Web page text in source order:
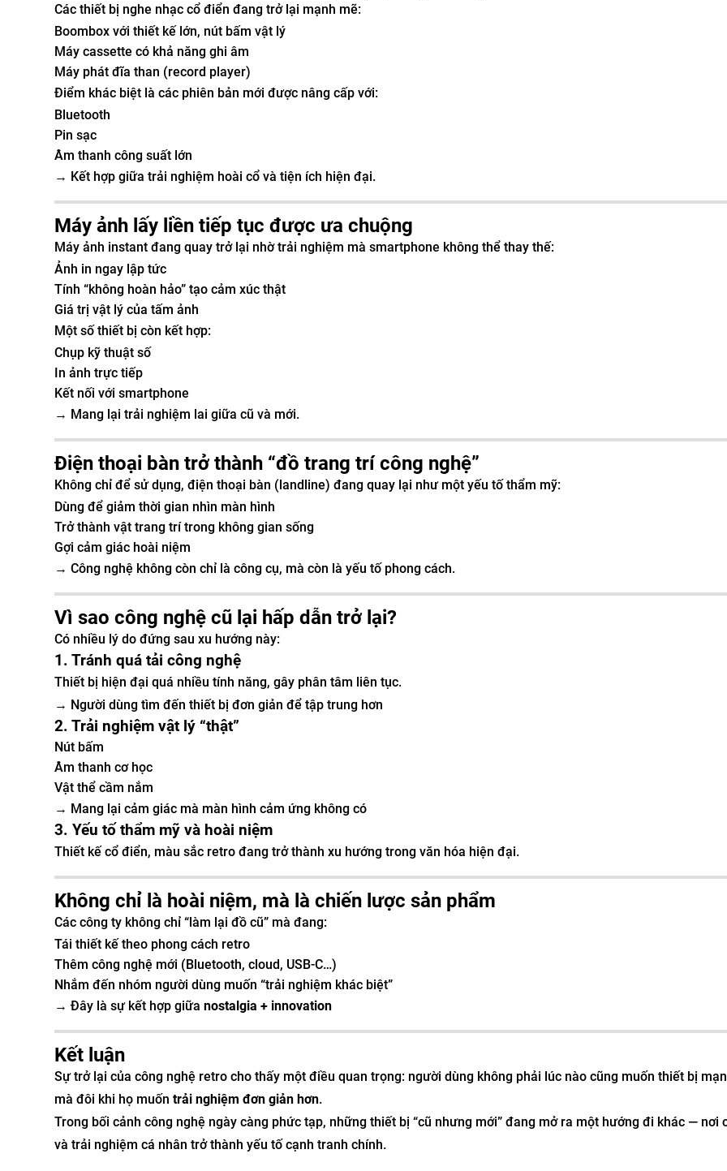
Các thiết bị nghe nhạc cổ điển đang trở lại mạnh mẽ:
Boombox với thiết kế lớn, nút bấm vật lý
Máy cassette có khả năng ghi âm
Máy phát đĩa than (record player)
Điểm khác biệt là các phiên bản mới được nâng cấp với:
Bluetooth
Pin sạc
Âm thanh công suất lớn
→ Kết hợp giữa trải nghiệm hoài cổ và tiện ích hiện đại.
Máy ảnh lấy liền tiếp tục được ưa chuộng
Máy ảnh instant đang quay trở lại nhờ trải nghiệm mà smartphone không thể thay thế:
Ảnh in ngay lập tức
Tính “không hoàn hảo” tạo cảm xúc thật
Giá trị vật lý của tấm ảnh
Một số thiết bị còn kết hợp:
Chụp kỹ thuật số
In ảnh trực tiếp
Kết nối với smartphone
→ Mang lại trải nghiệm lai giữa cũ và mới.
Điện thoại bàn trở thành “đồ trang trí công nghệ”
Không chỉ để sử dụng, điện thoại bàn (landline) đang quay lại như một yếu tố thẩm mỹ:
Dùng để giảm thời gian nhìn màn hình
Trở thành vật trang trí trong không gian sống
Gợi cảm giác hoài niệm
→ Công nghệ không còn chỉ là công cụ, mà còn là yếu tố phong cách.
Vì sao công nghệ cũ lại hấp dẫn trở lại?
Có nhiều lý do đứng sau xu hướng này:
1. Tránh quá tải công nghệ
Thiết bị hiện đại quá nhiều tính năng, gây phân tâm liên tục.
→ Người dùng tìm đến thiết bị đơn giản để tập trung hơn
2. Trải nghiệm vật lý “thật”
Nút bấm
Âm thanh cơ học
Vật thể cầm nắm
→ Mang lại cảm giác mà màn hình cảm ứng không có
3. Yếu tố thẩm mỹ và hoài niệm
Thiết kế cổ điển, màu sắc retro đang trở thành xu hướng trong văn hóa hiện đại.
Không chỉ là hoài niệm, mà là chiến lược sản phẩm
Các công ty không chỉ “làm lại đồ cũ” mà đang:
Tái thiết kế theo phong cách retro
Thêm công nghệ mới (Bluetooth, cloud, USB-C…)
Nhắm đến nhóm người dùng muốn “trải nghiệm khác biệt”
→ Đây là sự kết hợp giữa nostalgia + innovation
Kết luận
Sự trở lại của công nghệ retro cho thấy một điều quan trọng: người dùng không phải lúc nào cũng muốn thiết bị
mà đôi khi họ muốn trải nghiệm đơn giản hơn.
Trong bối cảnh công nghệ ngày càng phức tạp, những thiết bị “cũ nhưng mới” đang mở ra một hướng đi khác — nơi
và trải nghiệm cá nhân trở thành yếu tố cạnh tranh chính.